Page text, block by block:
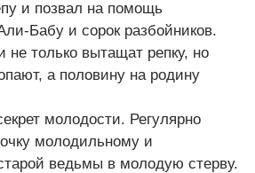
и позвал на помощь
Бабу и сорок разбойников.
не только вытащат репку, но
а половину на родину
молодости. Регулярно
молодильному и
ведьмы в молодую стерву.